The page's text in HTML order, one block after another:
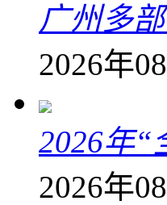
广州多
2026年
2026年“
2026年